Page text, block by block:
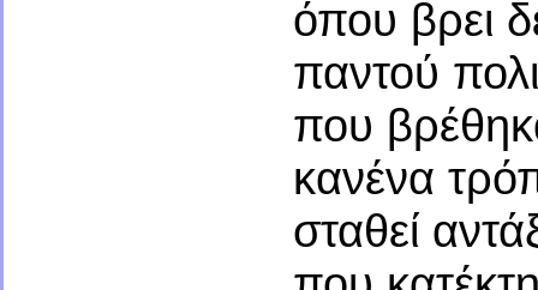
όπου βρει
παντού
που
κανένα
σταθεί